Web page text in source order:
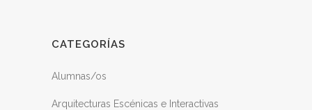
CATEGORÍAS
Alumnas/os
Arquitecturas Escénicas e Interactivas